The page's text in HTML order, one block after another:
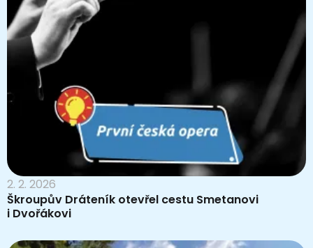
2. 2. 2026
Škroupův Dráteník otevřel cestu Smetanovi
i Dvořákovi